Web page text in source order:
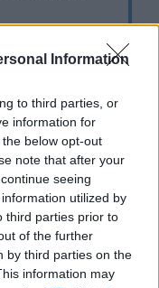
Information
to third parties, or
information for
below opt-out
note that after your
seeing
utilized by
third parties prior to
of the further
by third parties on the
information may
σχολιάσεις